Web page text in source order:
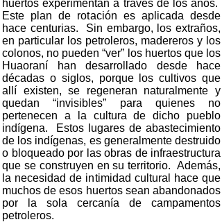
huertos experimentan a través de los años.
Este plan de rotación es aplicada desde
hace centurias. Sin embargo, los extraños,
en particular los petroleros, madereros y los
colonos, no pueden “ver” los huertos que los
Huaoraní han desarrollado desde hace
décadas o siglos, porque los cultivos que
allí existen, se regeneran naturalmente y
quedan “invisibles” para quienes no
pertenecen a la cultura de dicho pueblo
indígena. Estos lugares de abastecimiento
de los indígenas, es generalmente destruido
o bloqueado por las obras de infraestructura
que se construyen en su territorio. Además,
la necesidad de intimidad cultural hace que
muchos de esos huertos sean abandonados
por la sola cercanía de campamentos
petroleros.